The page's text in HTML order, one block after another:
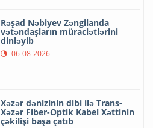
Rəşad Nəbiyev Zəngilanda
vətəndaşların müraciətlərini
dinləyib
06-08-2026
Xəzər dənizinin dibi ilə Trans-
Xəzər Fiber-Optik Kabel Xəttinin
çəkilişi başa çatıb